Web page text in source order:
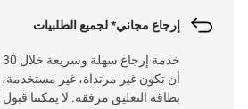
إرجاع مجاني* لجميع الطلبيات
أن تكون غير مرتداة، غير
بطاقة التعليق مرفقة. لا يمكننا